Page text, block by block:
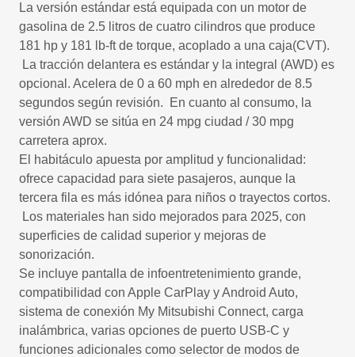
La versión estándar está equipada con un motor de
gasolina de 2.5 litros de cuatro cilindros que produce
181 hp y 181 lb-ft de torque, acoplado a una caja(CVT).
La tracción delantera es estándar y la integral (AWD) es
opcional. Acelera de 0 a 60 mph en alrededor de 8.5
segundos según revisión. En cuanto al consumo, la
versión AWD se sitúa en 24 mpg ciudad / 30 mpg
carretera aprox.
El habitáculo apuesta por amplitud y funcionalidad:
ofrece capacidad para siete pasajeros, aunque la
tercera fila es más idónea para niños o trayectos cortos.
Los materiales han sido mejorados para 2025, con
superficies de calidad superior y mejoras de
sonorización.
Se incluye pantalla de infoentretenimiento grande,
compatibilidad con Apple CarPlay y Android Auto,
sistema de conexión My Mitsubishi Connect, carga
inalámbrica, varias opciones de puerto USB-C y
funciones adicionales como selector de modos de